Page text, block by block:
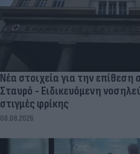
Νέα στοιχεία για την επίθεση
Σταυρό - Ειδικευόμενη
στιγμές φρίκης
08.08.2026